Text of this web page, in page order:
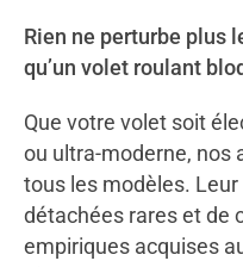
Rien ne perturbe plus
qu’un volet roulant
Que votre volet soit
ou ultra-moderne, nos
tous les modèles.
détachées rares et de
empiriques acquises